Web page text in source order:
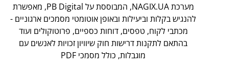
מערכת NAGIX.UA, המבוססת על PB Digital, מאפשרת
להנגיש בקלות וביעילות ובאופן אוטומטי מסמכים ארגוניים -
מכתבי לקוח, טפסים, דוחות כספיים, פרוטוקולים ועוד
בהתאם לתקנות דרישות חוק שיוויון זכויות לאנשים עם
מוגבלות, כולל מסמכי PDF